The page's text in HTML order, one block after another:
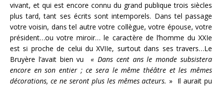
vivant, et qui est encore connu du grand publique trois siècles
plus tard, tant ses écrits sont intemporels. Dans tel passage
votre voisin, dans tel autre votre collègue, votre épouse, votre
président…ou votre miroir… le caractère de l’homme du XXIe
est si proche de celui du XVIIe, surtout dans ses travers…Le
Bruyère l’avait bien vu« Dans cent ans le monde subsistera
encore en son entier ; ce sera le même théâtre et les mêmes
décorations, ce ne seront plus les mêmes acteurs. » Il aurait pu